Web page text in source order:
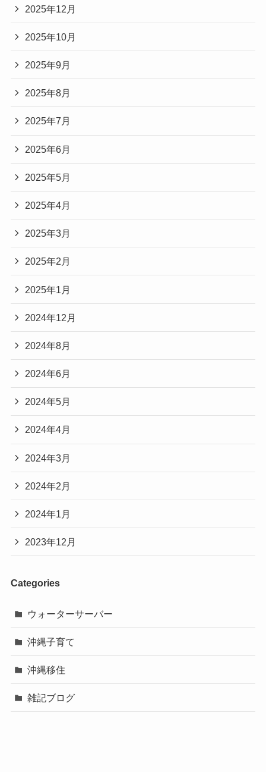
2025年12月
2025年10月
2025年9月
2025年8月
2025年7月
2025年6月
2025年5月
2025年4月
2025年3月
2025年2月
2025年1月
2024年12月
2024年8月
2024年6月
2024年5月
2024年4月
2024年3月
2024年2月
2024年1月
2023年12月
Categories
ウォーターサーバー
沖縄子育て
沖縄移住
雑記ブログ